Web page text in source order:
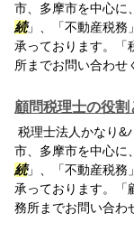
市、多摩市を中心に
続」、「不動産税務
承っております。「
所までお問い合わせ
顧問税理士の役
税理士法人かなり&
市、多摩市を中心に
続」、「不動産税務
承っております。「
務所までお問い合わ